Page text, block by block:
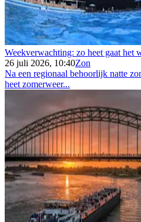
Weekverwachting: zo heet gaat het
26 juli 2026, 10:40Zon
Na een regionaal behoorlijk natte
heet zomerweer...